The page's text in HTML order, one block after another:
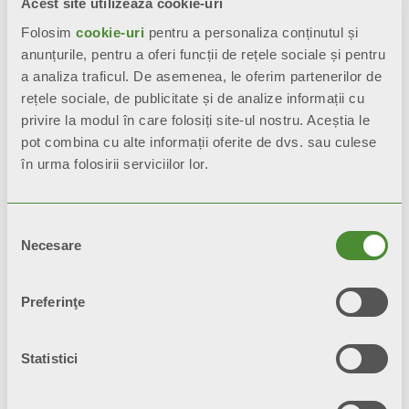
Acest site utilizează cookie-uri
Folosim cookie-uri pentru a personaliza conținutul și
anunțurile, pentru a oferi funcții de rețele sociale și pentru
a analiza traficul. De asemenea, le oferim partenerilor de
rețele sociale, de publicitate și de analize informații cu
privire la modul în care folosiți site-ul nostru. Aceștia le
pot combina cu alte informații oferite de dvs. sau culese
în urma folosirii serviciilor lor.
consimțământului
Necesare
Preferinţe
Statistici
WHPF PU
Rezervor tehnic de stocare a
apei pentru încălzirea sau
răcirea apei
Model: 25, 50, 100, 200, 300, 500